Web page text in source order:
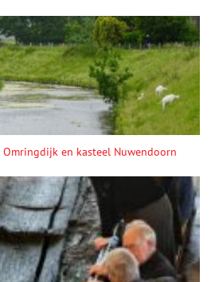
Omringdijk en kasteel Nuwendoorn